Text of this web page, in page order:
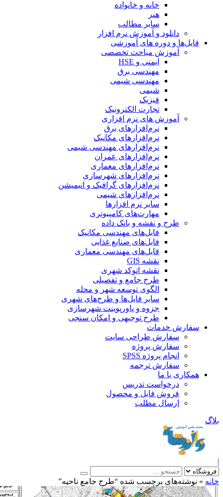
خانه و خانواده
هنر
سایر مطالب
دانلود و آموزش نرم افزار
فایل‌ها و دوره های آموزشی
آموزش مباحث تخصصی
ایمنی و HSE
مهندسی برق
مهندسی شیمی
شیمی
فیزیک
تجارت الکترونیک
آموزش های نرم افزاری
نرم‌افزارهای برق
نرم‌افزارهای مکانیک
نرم‌افزارهای مهندسی شیمی
نرم‌افزارهای عمران
نرم‌افزارهای معماری
نرم‌افزارهای شهرسازی
نرم‌افزارهای گرافیک و انیمیشن
نرم‌افزارهای شیمی
سایر نرم افزارها
مهارت‌های کامپیوتری
طرح و نقشه و بانک داده
فایل‌های مهندسی مکانیک
فایل‌های صنایع غذایی
فایل‌های مهندسی معماری
نقشه GIS
نقشه اتوکد شهری
طرح جامع و تفصیلی
الگوی توسعه شهر و محله
سایر فایل‌ها و طرح‌های شهری
جزوه و پاورپوینت شهرسازی
طرح توجیهی و امکان سنجی
سفارش خدمات
سفارش طراحی سایت
سفارش پروژه
انجام پروژه SPSS
سفارش ترجمه
همکاری با ما
درخواست تدریس
فروش فایل و محصول
ارسال مطلب
»نوشته‌های برچسب شده “طرح جامع ناحیه”